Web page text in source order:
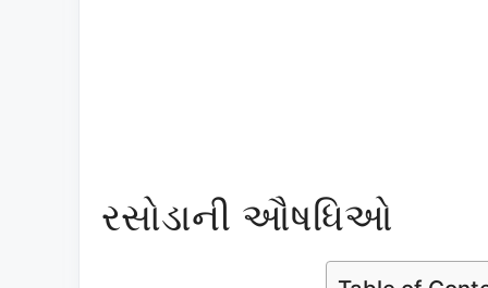
રસોડાની ઔષધિઓ